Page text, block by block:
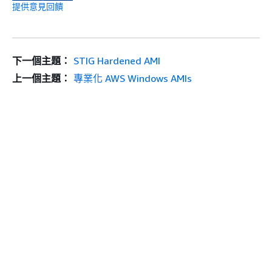
提供意見回饋
下一個主題： STIG Hardened AMI
上一個主題： 專業化 AWS Windows AMIs